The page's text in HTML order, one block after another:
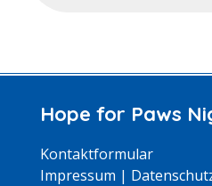
Hope for Paws
Kontaktformular
Impressum |